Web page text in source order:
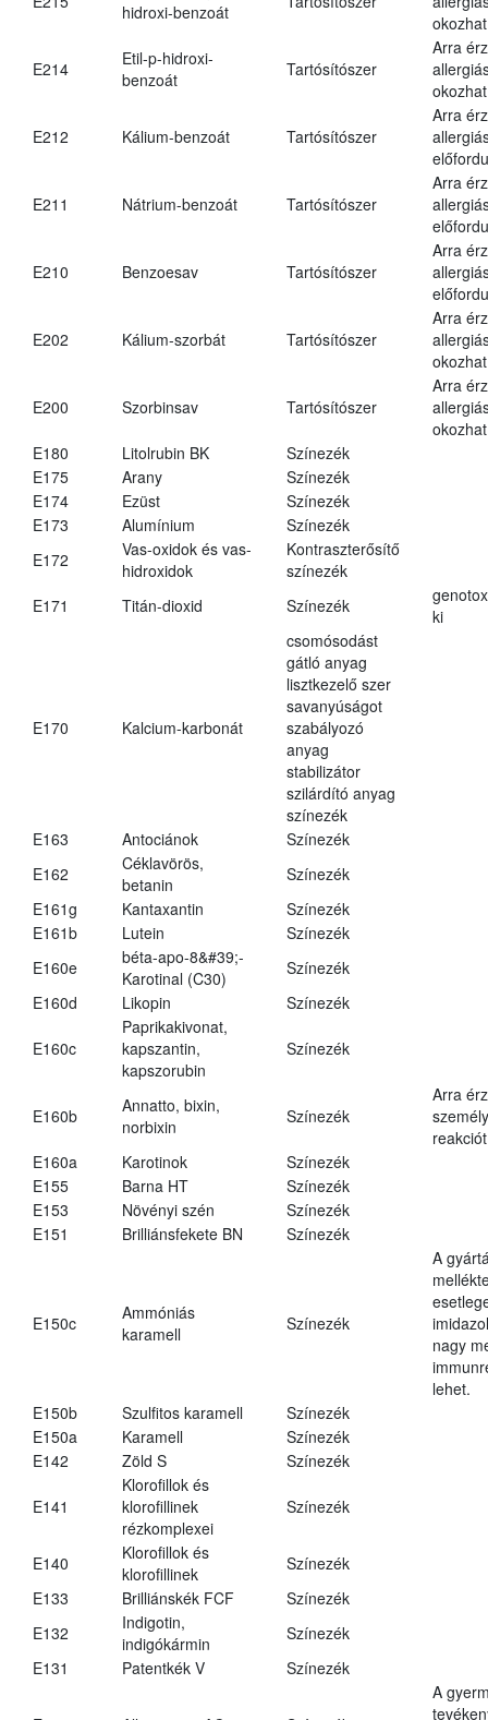
hidroxi-benzoát
E214
Etil-p-hidroxi-
benzoát
Tartósítószer
Arra
E212 Kálium-benzoát Tartósítószer
Arra
E211 Nátrium-benzoát Tartósítószer
Arra
E210 Benzoesav Tartósítószer
Arra
E202 Kálium-szorbát Tartósítószer
Arra
E200 Szorbinsav Tartósítószer
Arra
E180
Litolrubin BK
Színezék
E175
Arany
Színezék
E174
Ezüst
Színezék
E173
Alumínium
Színezék
E172
Vas-oxidok és vas-
hidroxidok
Kontraszterősítő
színezék
E171
Titán-dioxid Színezék
ki
E170 Kalcium-karbonát
csomósodást
gátló anyag
lisztkezelő szer
savanyúságot
szabályozó
anyag
stabilizátor
szilárdító anyag
színezék
E163
Antociánok
Színezék
E162
Céklavörös,
betanin
Színezék
E161g
Kantaxantin
Színezék
E161b
Lutein
Színezék
E160e
béta-apo-8&#39;-
Karotinal (C30)
Színezék
E160d
Likopin Színezék
E160c
Paprikakivonat,
kapszantin,
kapszorubin
Színezék
E160b
Annatto, bixin,
norbixin
Színezék
Arra
E160a
Karotinok
Színezék
E155
Barna HT
Színezék
E153
Növényi szén
Színezék
E151
Brilliánsfekete BN Színezék
E150c
Ammóniás
karamell
Színezék
A
nagy
lehet.
E150b
Szulfitos karamell
Színezék
E150a
Karamell
Színezék
E142
Zöld S Színezék
E141
Klorofillok és
klorofillinek
rézkomplexei
Színezék
E140
Klorofillok és
klorofillinek
Színezék
E133
Brilliánskék FCF
Színezék
E132
Indigotin,
indigókármin
Színezék
E131
Patentkék V Színezék
A